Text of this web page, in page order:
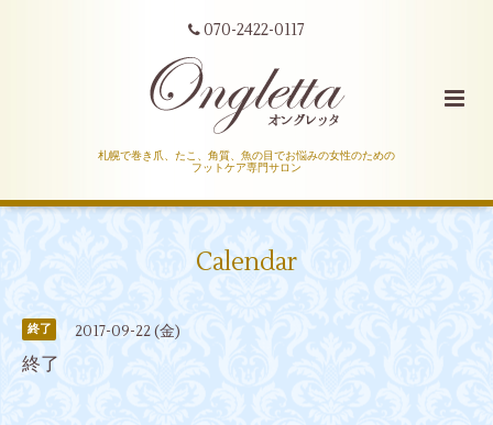
070-2422-0117
札幌で巻き爪、たこ、角質、魚の目でお悩みの女性のための
フットケア専門サロン
Calendar
終了 2017-09-22 (金)
終了